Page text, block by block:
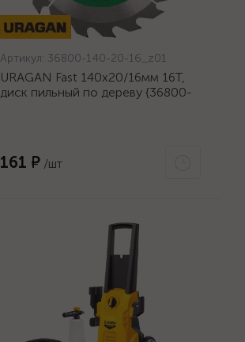
Артикул: 36800-140-20-16_z01
URAGAN Fast 140x20/16мм 16Т,
диск пильный по дереву {36800-
161 ₽ /шт